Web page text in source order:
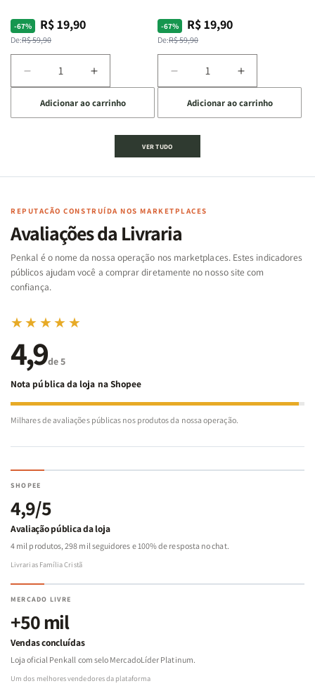
-67%
Preço
normal
De:R$ 59,90
Preço
promocional
R$ 19,90
Diminuir
a
quantidade
de
Cartas
Famílias
Bíblia
-
Penkal
Aumentar
a
quantidade
de
Jogo
Cartas
Famílias
da
Bíblia
-
Penkal
Adicionar ao carrinho
-67%
Preço
normal
De:R$ 59,90
Preço
promocional
R$ 19,90
Diminuir
a
quantidade
de
Jogo
|
de
Aumentar
a
quantidade
de
|
Adicionar ao carrinho
VER TUDO
REPUTAÇÃO CONSTRUÍDA NOS MARKETPLACES
Avaliações da Livraria
Penkal é o nome da nossa operação nos marketplaces. Estes indicadores
públicos ajudam você a comprar diretamente no nosso site com
confiança.
★★★★★
4,9de 5
Nota pública da loja na Shopee
Milhares de avaliações públicas nos produtos da nossa operação.
SHOPEE
4,9/5
Avaliação pública da loja
4 mil produtos, 298 mil seguidores e 100% de resposta no chat.
Livrarias Família Cristã
MERCADO LIVRE
+50 mil
Vendas concluídas
Loja oficial Penkall com selo MercadoLíder Platinum.
Um dos melhores vendedores da plataforma